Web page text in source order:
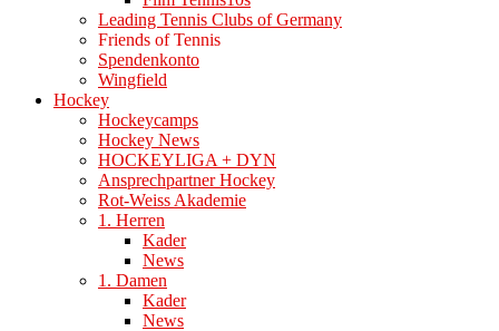
Leading Tennis Clubs of Germany
Friends of Tennis
Spendenkonto
Wingfield
Hockey
Hockeycamps
Hockey News
HOCKEYLIGA + DYN
Ansprechpartner Hockey
Rot-Weiss Akademie
1. Herren
Kader
News
1. Damen
Kader
News